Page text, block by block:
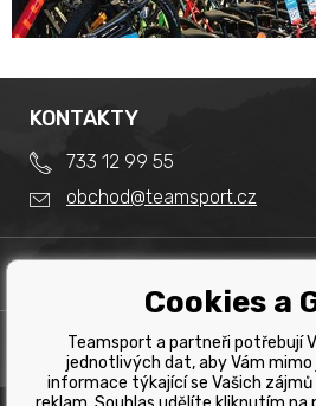
Obchodní podmínky
Splátkový prodej
Reklamace
Tabulka velikostí kol
PRODEJNA
Team Sport - Tomáš Binar
KONTAKTY
733 12 99 55
obchod@teamsport.cz
Cookies a
Teamsport a partneři potřebují
jednotlivých dat, aby Vám
informace týkající se Vašich